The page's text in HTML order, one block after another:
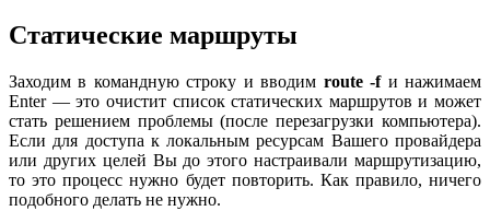
Статические маршруты
Заходим в командную строку и вводим route -fи нажимаем
Enter — это очистит список статических маршрутов и может
стать решением проблемы (после перезагрузки компьютера).
Если для доступа к локальным ресурсам Вашего провайдера
или других целей Вы до этого настраивали маршрутизацию,
то это процесс нужно будет повторить. Как правило, ничего
подобного делать не нужно.